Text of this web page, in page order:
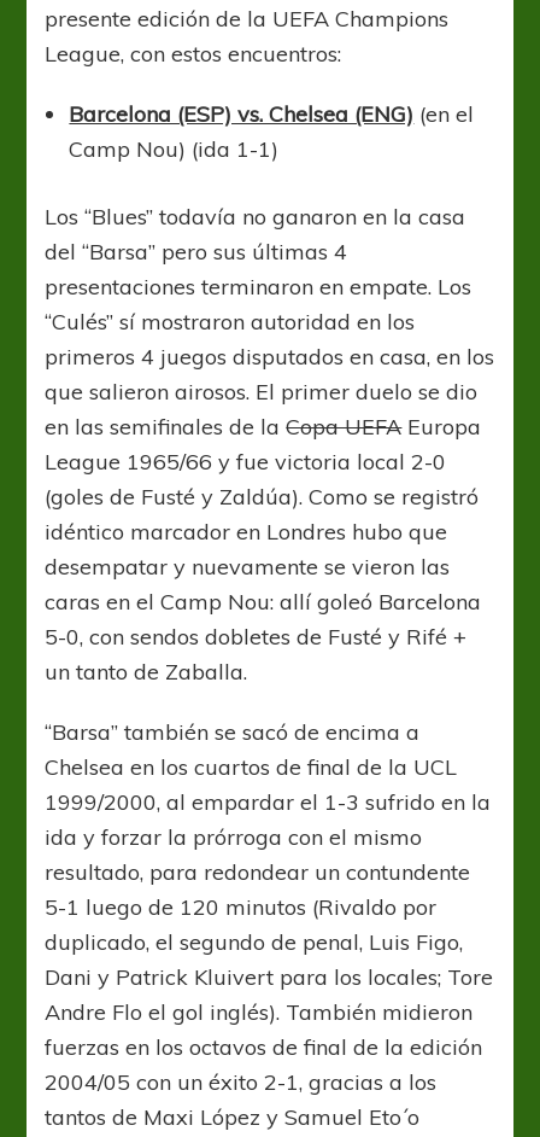
presente edición de la UEFA Champions
League, con estos encuentros:
Barcelona (ESP) vs. Chelsea (ENG) (en el
Camp Nou) (ida 1-1)
Los “Blues” todavía no ganaron en la casa
del “Barsa” pero sus últimas 4
presentaciones terminaron en empate. Los
“Culés” sí mostraron autoridad en los
primeros 4 juegos disputados en casa, en los
que salieron airosos. El primer duelo se dio
en las semifinales de laCopa UEFAEuropa
League 1965/66 y fue victoria local 2-0
(goles de Fusté y Zaldúa). Como se registró
idéntico marcador en Londres hubo que
desempatar y nuevamente se vieron las
caras en el Camp Nou: allí goleó Barcelona
5-0, con sendos dobletes de Fusté y Rifé +
un tanto de Zaballa.
“Barsa” también se sacó de encima a
Chelsea en los cuartos de final de la UCL
1999/2000, al empardar el 1-3 sufrido en la
ida y forzar la prórroga con el mismo
resultado, para redondear un contundente
5-1 luego de 120 minutos (Rivaldo por
duplicado, el segundo de penal, Luis Figo,
Dani y Patrick Kluivert para los locales; Tore
Andre Flo el gol inglés). También midieron
fuerzas en los octavos de final de la edición
2004/05 con un éxito 2-1, gracias a los
tantos de Maxi López y Samuel Eto´o